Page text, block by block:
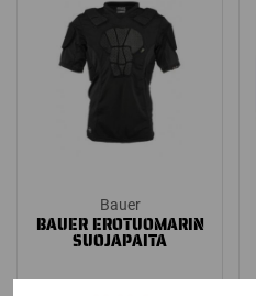
Bauer
BAUER EROTUOMARIN
SUOJAPAITA